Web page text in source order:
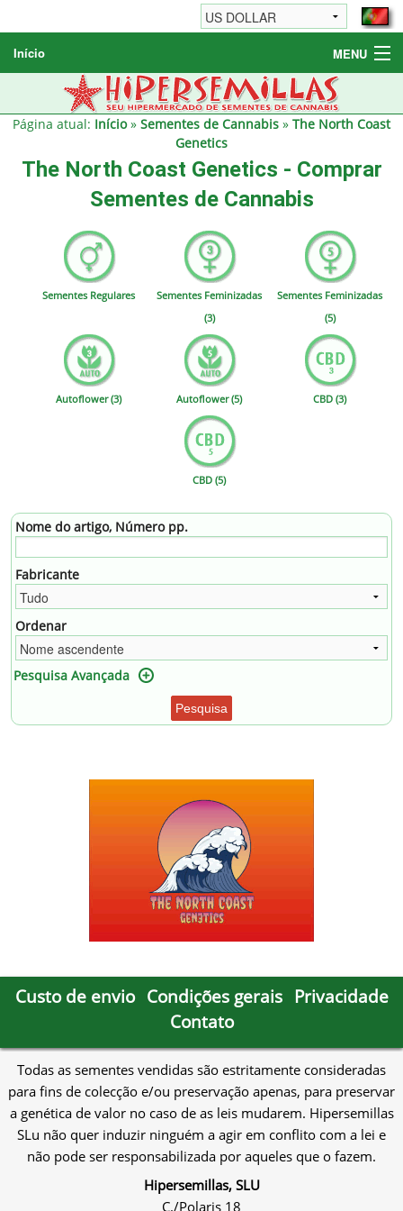
Início MENU
Sementes de Cannabis
Sementes Diversas
Página atual: Início» Sementes de Cannabis » The North Coast
Genetics
The North Coast Genetics - Comprar
Sementes de Cannabis
Sementes Regulares
Sementes Feminizadas
(3)
Sementes Feminizadas
(5)
Autoflower (3) Autoflower (5) CBD (3)
CBD (5)
Nome do artigo, Número pp.
Fabricante
Ordenar
Pesquisa Avançada
Pesquisa
Custo de envio Condições gerais Privacidade
Contato
Todas as sementes vendidas são estritamente consideradas
para fins de colecção e/ou preservação apenas, para preservar
a genética de valor no caso de as leis mudarem. Hipersemillas
SLu não quer induzir ninguém a agir em conflito com a lei e
não pode ser responsabilizada por aqueles que o fazem.
Hipersemillas, SLU
C./Polaris 18